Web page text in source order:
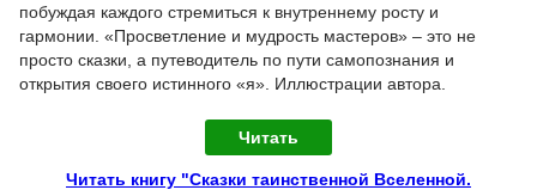
побуждая каждого стремиться к внутреннему росту и
гармонии. «Просветление и мудрость мастеров» – это не
просто сказки, а путеводитель по пути самопознания и
открытия своего истинного «я». Иллюстрации автора.
Читать
Читать книгу "Сказки таинственной Вселенной.